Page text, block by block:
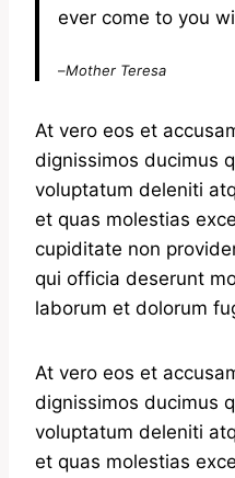
ever come to you
–Mother Teresa
At vero eos et
dignissimos ducimus
voluptatum deleniti
et quas molestias
cupiditate non
qui officia deserunt
laborum et dolorum
At vero eos et
dignissimos ducimus
voluptatum deleniti
et quas molestias